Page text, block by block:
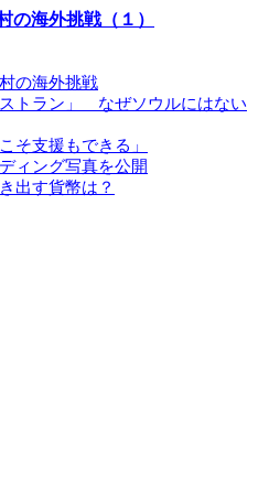
の海外挑戦（１）
の海外挑戦
トラン」 なぜソウルにはない
そ支援もできる」
ィング写真を公開
出す貨幣は？